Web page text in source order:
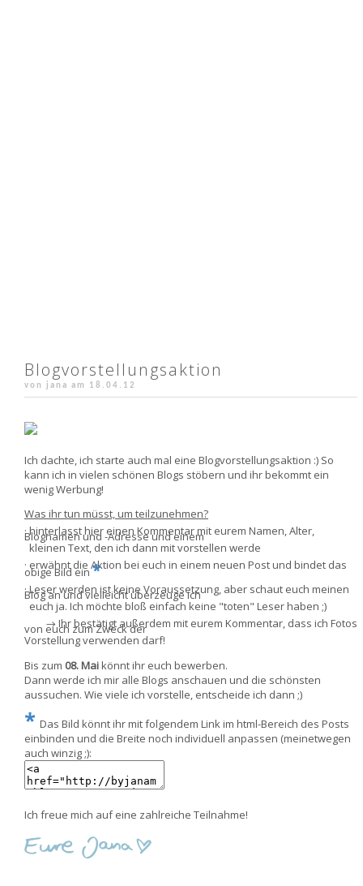
Blogvorstellungsaktion
von jana am 18.04.12
Ich dachte, ich starte auch mal eine Blogvorstellungsaktion :) So
kann ich in vielen schönen Blogs stöbern und ihr bekommt ein
wenig Werbung!
Was ihr tun müsst, um teilzunehmen?
· hinterlasst hier einen Kommentar mit eurem Namen, Alter,
Blognamen und -Adresse und einem
kleinen Text, den ich dann mit vorstellen werde
· erwähnt die Aktion bei euch in einem neuen Post und bindet das
obige Bild ein*
· Leser werden ist keine Voraussetzung, aber schaut euch meinen
Blog an und vielleicht überzeuge ich
euch ja. Ich möchte bloß einfach keine "toten" Leser haben ;)
→ Ihr bestätigt außerdem mit eurem Kommentar, dass ich Fotos
von euch zum Zweck der
Vorstellung verwenden darf!
Bis zum 08. Maikönnt ihr euch bewerben.
Dann werde ich mir alle Blogs anschauen und die schönsten
aussuchen. Wie viele ich vorstelle, entscheide ich dann ;)
* Das Bild könnt ihr mit folgendem Link im html-Bereich des Posts
einbinden und die Breite noch individuell anpassen (meinetwegen
auch winzig ;):
Ich freue mich auf eine zahlreiche Teilnahme!